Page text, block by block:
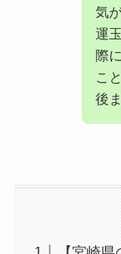
気
運
際
こ
後